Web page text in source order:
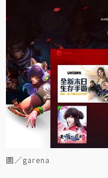
圖／garena